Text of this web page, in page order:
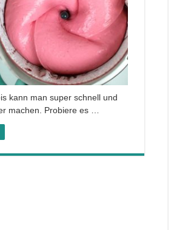
kann man super schnell und
machen. Probiere es …